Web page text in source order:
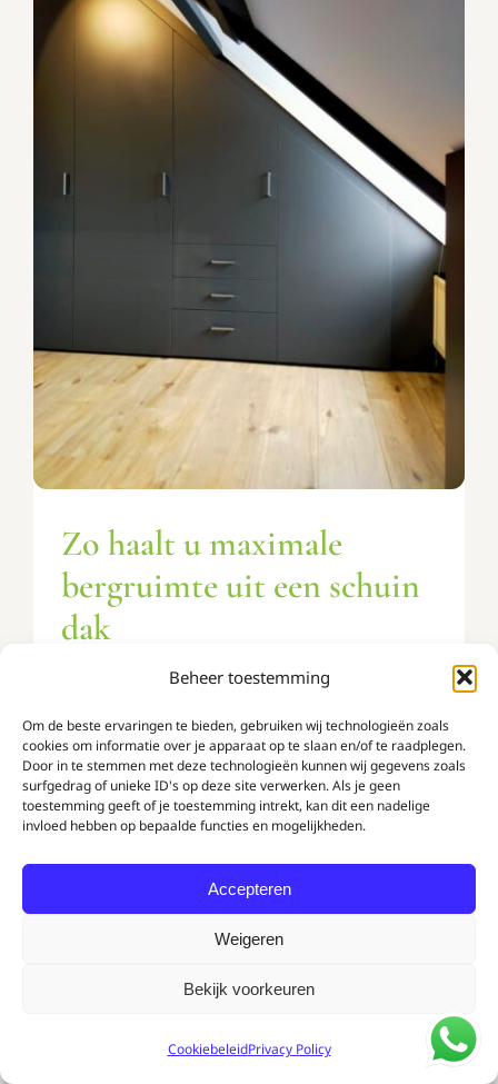
Beheer toestemming
Om de beste ervaringen te bieden, gebruiken wij technologieën zoals
cookies om informatie over je apparaat op te slaan en/of te raadplegen.
Door in te stemmen met deze technologieën kunnen wij gegevens zoals
surfgedrag of unieke ID's op deze site verwerken. Als je geen
toestemming geeft of je toestemming intrekt, kan dit een nadelige
invloed hebben op bepaalde functies en mogelijkheden.
Accepteren
Weigeren
Bekijk voorkeuren
CookiebeleidPrivacy Policy
Zo haalt u maximale
bergruimte uit een schuin
Advies & tips
Zo haalt u maximale
bergruimte uit een schuin
dak
Onder een schuin dak valt juist veel
opbergruimte te winnen. Zo benut je
die verloren hoek volledig met een
kast op maat.